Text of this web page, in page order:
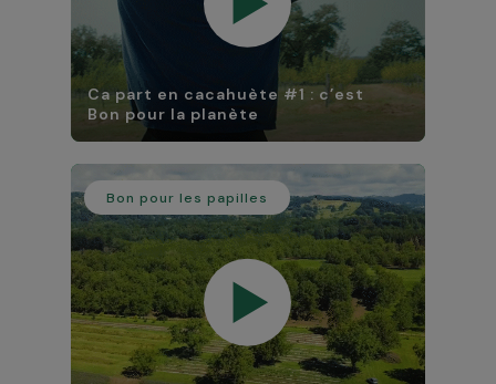
Ca part en cacahuète #1 : c’est
Bon pour la planète
Bon pour les papilles